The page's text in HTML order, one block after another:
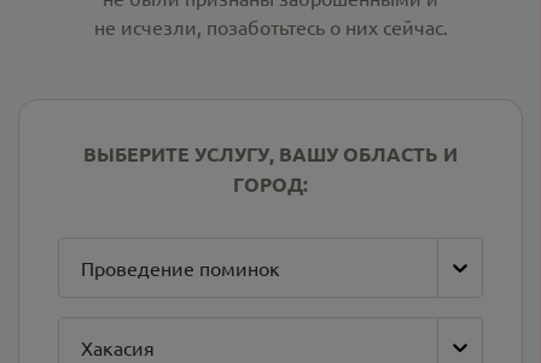
не исчезли, позаботьтесь о них сейчас.
ВЫБЕРИТЕ УСЛУГУ, ВАШУ ОБЛАСТЬ И
ГОРОД:
Проведение поминок
Хакасия